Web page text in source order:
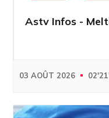
Astv Infos -
03 AOÛT 2026